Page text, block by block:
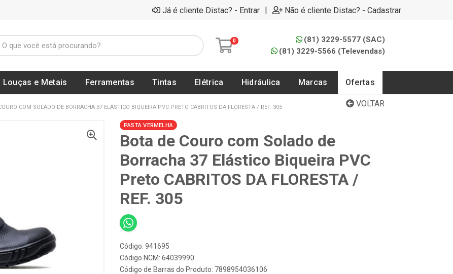
Já é cliente Distac? - Entrar | Não é cliente Distac? - Cadastrar
0
(81) 3229-5577 (SAC)
(81) 3229-5566 (Televendas)
Louças e Metais Ferramentas Tintas Elétrica Hidráulica Marcas Ofertas
VOLTAR
COM SOLADO DE BORRACHA 37 ELÁSTICO BIQUEIRA PVC PRETO CABRITOS DA FLORESTA / REF. 305
PASTA VERMELHA
Bota de Couro com Solado de
Borracha 37 Elástico Biqueira PVC
Preto CABRITOS DA FLORESTA /
REF. 305
Código: 941695
Código NCM: 64039990
Código de Barras do Produto: 7898954036106